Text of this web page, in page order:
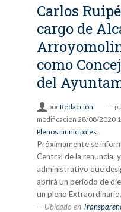
Carlos
cargo de
como
del
porRedacción —
modificación 28/08/2020
Plenos municipales
Próximamente se
Central de la renuncia,
administrativo que
abrirá un periodo de
un pleno Extraordinario.
Ubicado en